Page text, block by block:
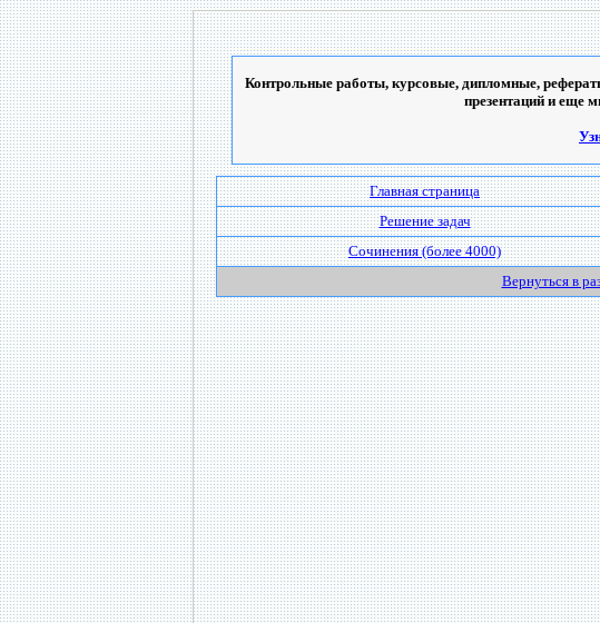
Контрольные работы, курсовые, дипломные,
презентаций и еще
Главная страница
Решение задач
Сочинения (более 4000)
Вернуться в